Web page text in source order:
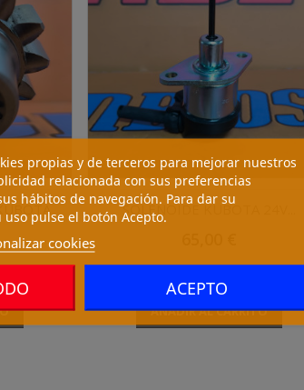
SOLENOIDE KUBOTA 24V...
Precio
65,00 €(Sin IVA)
AÑADIR AL CARRITO
propias y de terceros para mejorar nuestros
relacionada con sus preferencias
hábitos de navegación. Para dar su
pulse el botón Acepto.
cookies
ACEPTO